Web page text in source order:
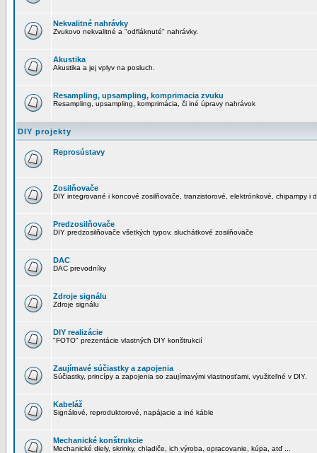
Nekvalitné nahrávky
Zvukovo nekvalitné a "odfláknuté" nahrávky.
Akustika
Akustika a jej vplyv na posluch.
Resampling, upsampling, komprimacia zvuku
Resampling, upsampling, komprimácia, či iné úpravy nahrávok
DIY projekty
Reprosústavy
Zosilňovače
DIY integrované i koncové zosilňovače, tranzistorové, elektrónkové, chipampy i
Predzosilňovače
DIY predzosilňovače všetkých typov, sluchátkové zosilňovače
DAC
DAC prevodníky
Zdroje signálu
Zdroje signálu
DIY realizácie
"FOTO" prezentácie vlastných DIY konštrukcií
Zaujímavé súčiastky a zapojenia
Súčiastky, princípy a zapojenia so zaujímavými vlastnosťami, využiteľné v DIY.
Kabeláž
Signálové, reproduktorové, napájacie a iné káble
Mechanické konštrukcie
Mechanické diely, skrinky, chladiče, ich výroba, opracovanie, kúpa, atď ...